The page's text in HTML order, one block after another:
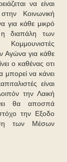
να είναι
Κοινωνική
για κάθε μικρό
η διαπάλη των
Αγώνα για κάθε
ο καθένας οτι
να κάνει
είναι
την Λαική
θα αποσπά
την Εξοδο
των Μέσων